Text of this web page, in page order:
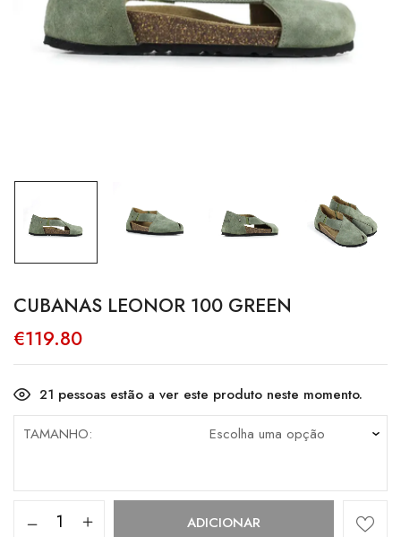
CUBANAS LEONOR 100 GREEN
€119.80
21 pessoas estão a ver este produto neste momento.
TAMANHO
Quantidade
ADICIONAR